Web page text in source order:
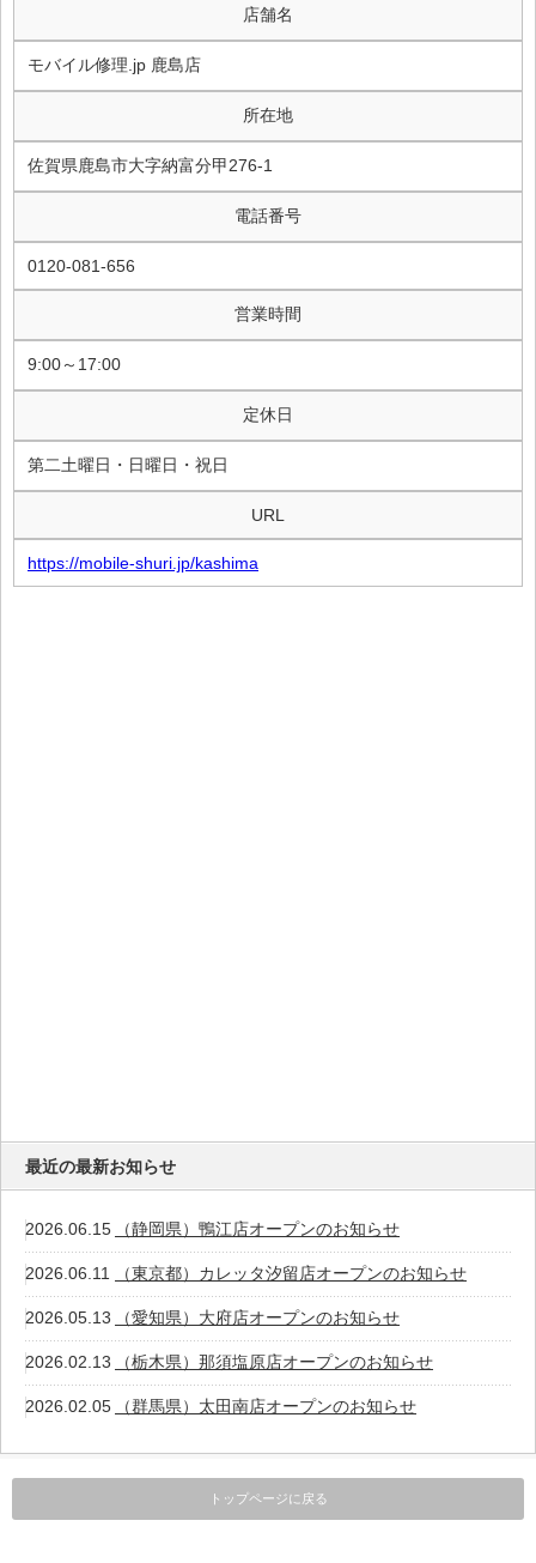
店舗名
モバイル修理.jp 鹿島店
所在地
佐賀県鹿島市大字納富分甲276-1
電話番号
0120-081-656
営業時間
9:00～17:00
定休日
第二土曜日・日曜日・祝日
URL
https://mobile-shuri.jp/kashima
最近の最新お知らせ
2026.06.15 （静岡県）鴨江店オープンのお知らせ
2026.06.11 （東京都）カレッタ汐留店オープンのお知らせ
2026.05.13 （愛知県）大府店オープンのお知らせ
2026.02.13 （栃木県）那須塩原店オープンのお知らせ
2026.02.05 （群馬県）太田南店オープンのお知らせ
トップページに戻る